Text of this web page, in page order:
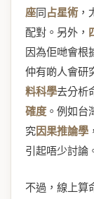
座同占星術，
配對。另外，
因為佢哋會根
仲有啲人會研
料科學去分析
確度 。例如台
究因果推論學
引起唔少討論
不過，線上算